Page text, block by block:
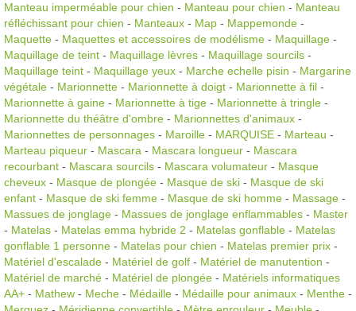
Manteau imperméable pour chien - Manteau pour chien - Manteau
réfléchissant pour chien - Manteaux - Map - Mappemonde -
Maquette - Maquettes et accessoires de modélisme - Maquillage -
Maquillage de teint - Maquillage lèvres - Maquillage sourcils -
Maquillage teint - Maquillage yeux - Marche echelle pisin - Margarine
végétale - Marionnette - Marionnette à doigt - Marionnette à fil -
Marionnette à gaine - Marionnette à tige - Marionnette à tringle -
Marionnette du théâtre d'ombre - Marionnettes d'animaux -
Marionnettes de personnages - Maroille - MARQUISE - Marteau -
Marteau piqueur - Mascara - Mascara longueur - Mascara
recourbant - Mascara sourcils - Mascara volumateur - Masque
cheveux - Masque de plongée - Masque de ski - Masque de ski
enfant - Masque de ski femme - Masque de ski homme - Massage -
Massues de jonglage - Massues de jonglage enflammables - Master
- Matelas - Matelas emma hybride 2 - Matelas gonflable - Matelas
gonflable 1 personne - Matelas pour chien - Matelas premier prix -
Matériel d'escalade - Matériel de golf - Matériel de manutention -
Matériel de marché - Matériel de plongée - Matériels informatiques
AA+ - Mathew - Meche - Médaille - Médaille pour animaux - Menthe -